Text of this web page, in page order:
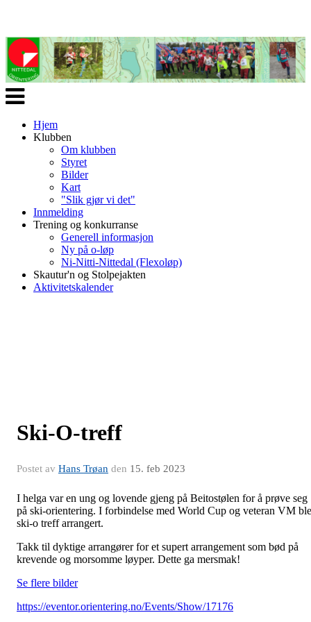
Veksle
navigasjon
Hjem
Klubben
Om klubben
Styret
Bilder
Kart
"Slik gjør vi det"
Innmelding
Trening og konkurranse
Generell informasjon
Ny på o-løp
Ni-Nitti-Nittedal (Flexoløp)
Skautur'n og Stolpejakten
Aktivitetskalender
Ski-O-treff
Postet av Hans Trøan den 15. feb 2023
I helga var en ung og lovende gjeng på Beitostølen for å prøve seg
på ski-orientering. I forbindelse med World Cup og veteran VM ble
ski-o treff arrangert.
Takk til dyktige arrangører for et supert arrangement som bød på
krevende og morsomme løyper. Dette ga mersmak!
Se flere bilder
https://eventor.orientering.no/Events/Show/17176